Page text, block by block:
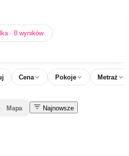
· 0 wyników
Cena Pokoje Metraż
Mapa Najnowsze